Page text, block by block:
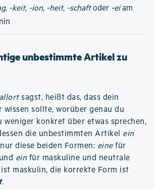
, -keit, -ion, -heit, -schaftoder -eiam
unbestimmte Artikel zu
sagst, heißt das, dass dein
wissen sollte, worüber genau du
weniger konkret über etwas sprechen,
die unbestimmten Artikel ein
diese beiden Formen: einefür
ein für maskuline und neutrale
maskulin, die korrekte Form ist
.